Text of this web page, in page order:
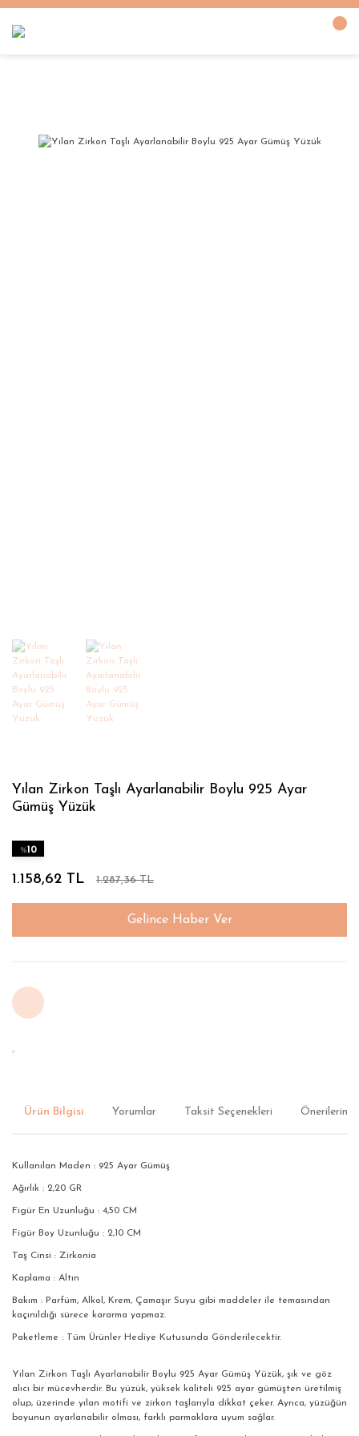
Yılan Zirkon Taşlı Ayarlanabilir Boylu 925 Ayar
Gümüş Yüzük
% 10
1.158,62 TL 1.287,36 TL
Gelince Haber Ver
Ürün Bilgisi Yorumlar Taksit Seçenekleri Önerileriniz
Kullanılan Maden : 925 Ayar Gümüş
Ağırlık : 2,20 GR
Figür En Uzunluğu : 4,50 CM
Figür Boy Uzunluğu : 2,10 CM
Taş Cinsi : Zirkonia
Kaplama : Altın
Bakım : Parfüm, Alkol, Krem, Çamaşır Suyu gibi maddeler ile temasından
kaçınıldığı sürece kararma yapmaz.
Paketleme : Tüm Ürünler Hediye Kutusunda Gönderilecektir.
Yılan Zirkon Taşlı Ayarlanabilir Boylu 925 Ayar Gümüş Yüzük, şık ve göz
alıcı bir mücevherdir. Bu yüzük, yüksek kaliteli 925 ayar gümüşten üretilmiş
olup, üzerinde yılan motifi ve zirkon taşlarıyla dikkat çeker. Ayrıca, yüzüğün
boyunun ayarlanabilir olması, farklı parmaklara uyum sağlar.